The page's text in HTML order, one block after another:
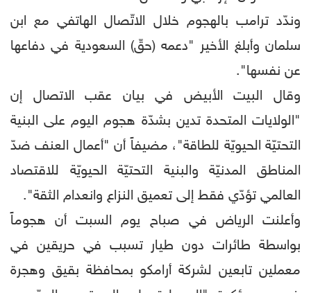
وندّد ترامب بالهجوم خلال الاتّصال الهاتفي مع ابن
سلمان وأبلغ الأخير "دعمه (حقّ) السعودية في دفاعها
عن نفسها".
وقال البيت الأبيض في بيان عقب الاتصال إن
"الولايات المتحدة تدين بشدّة هجوم اليوم على البنية
التحتيّة الحيويّة للطاقة"، مضيفاً أن "أعمال العنف ضدّ
المناطق المدنيّة والبنية التحتيّة الحيويّة للاقتصاد
العالمي تؤدّي فقط إلى تعميق النزاع وانعدام الثقة".
وأعلنت الرياض في صباح يوم السبت أن هجوماً
بواسطة طائرات دون طيار تسبب في حريقين في
معملين تابعين لشركة أرامكو بمحافظة بقيق وهجرة